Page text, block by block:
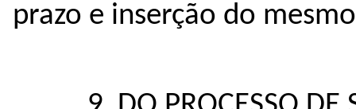
prazo e inserção do